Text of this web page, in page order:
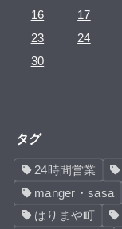
16
17
23
24
30
タグ
24時間営業
manger・sasa
はりまや町